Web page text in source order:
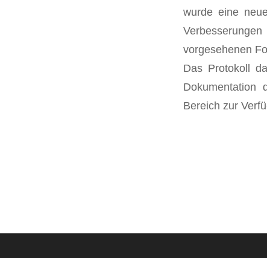
wurde eine
vorgesehenen
Das Protokoll
Dokumentation
Bereich zur